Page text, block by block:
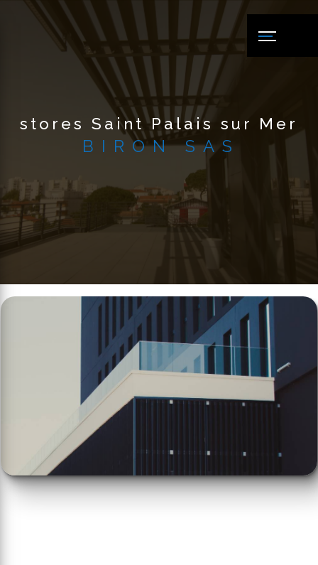
stores Saint Palais sur Mer
BIRON SAS
Panneau de gestion des cookies